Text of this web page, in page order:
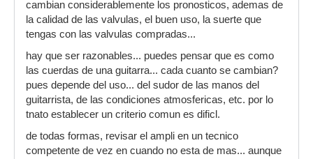
cambian considerablemente los pronosticos, ademas de
la calidad de las valvulas, el buen uso, la suerte que
tengas con las valvulas compradas...
hay que ser razonables... puedes pensar que es como
las cuerdas de una guitarra... cada cuanto se cambian?
pues depende del uso... del sudor de las manos del
guitarrista, de las condiciones atmosfericas, etc. por lo
tnato establecer un criterio comun es dificl.
de todas formas, revisar el ampli en un tecnico
competente de vez en cuando no esta de mas... aunque